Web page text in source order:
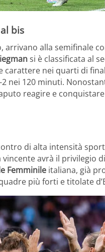
bis
alla semifinale
si è classificata al
carattere nei quarti di
nei 120 minuti.
reagire e conquistare
di alta intensità
avrà il privilegio
Femminile italiana, già
più forti e titolate